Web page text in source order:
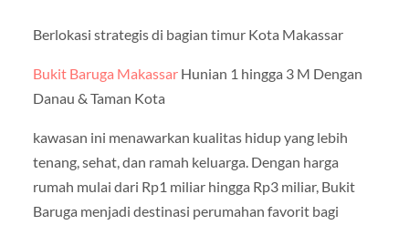
Berlokasi strategis di bagian timur Kota Makassar
Bukit Baruga MakassarHunian 1 hingga 3 M Dengan
Danau & Taman Kota
kawasan ini menawarkan kualitas hidup yang lebih
tenang, sehat, dan ramah keluarga. Dengan harga
rumah mulai dari Rp1 miliar hingga Rp3 miliar, Bukit
Baruga menjadi destinasi perumahan favorit bagi